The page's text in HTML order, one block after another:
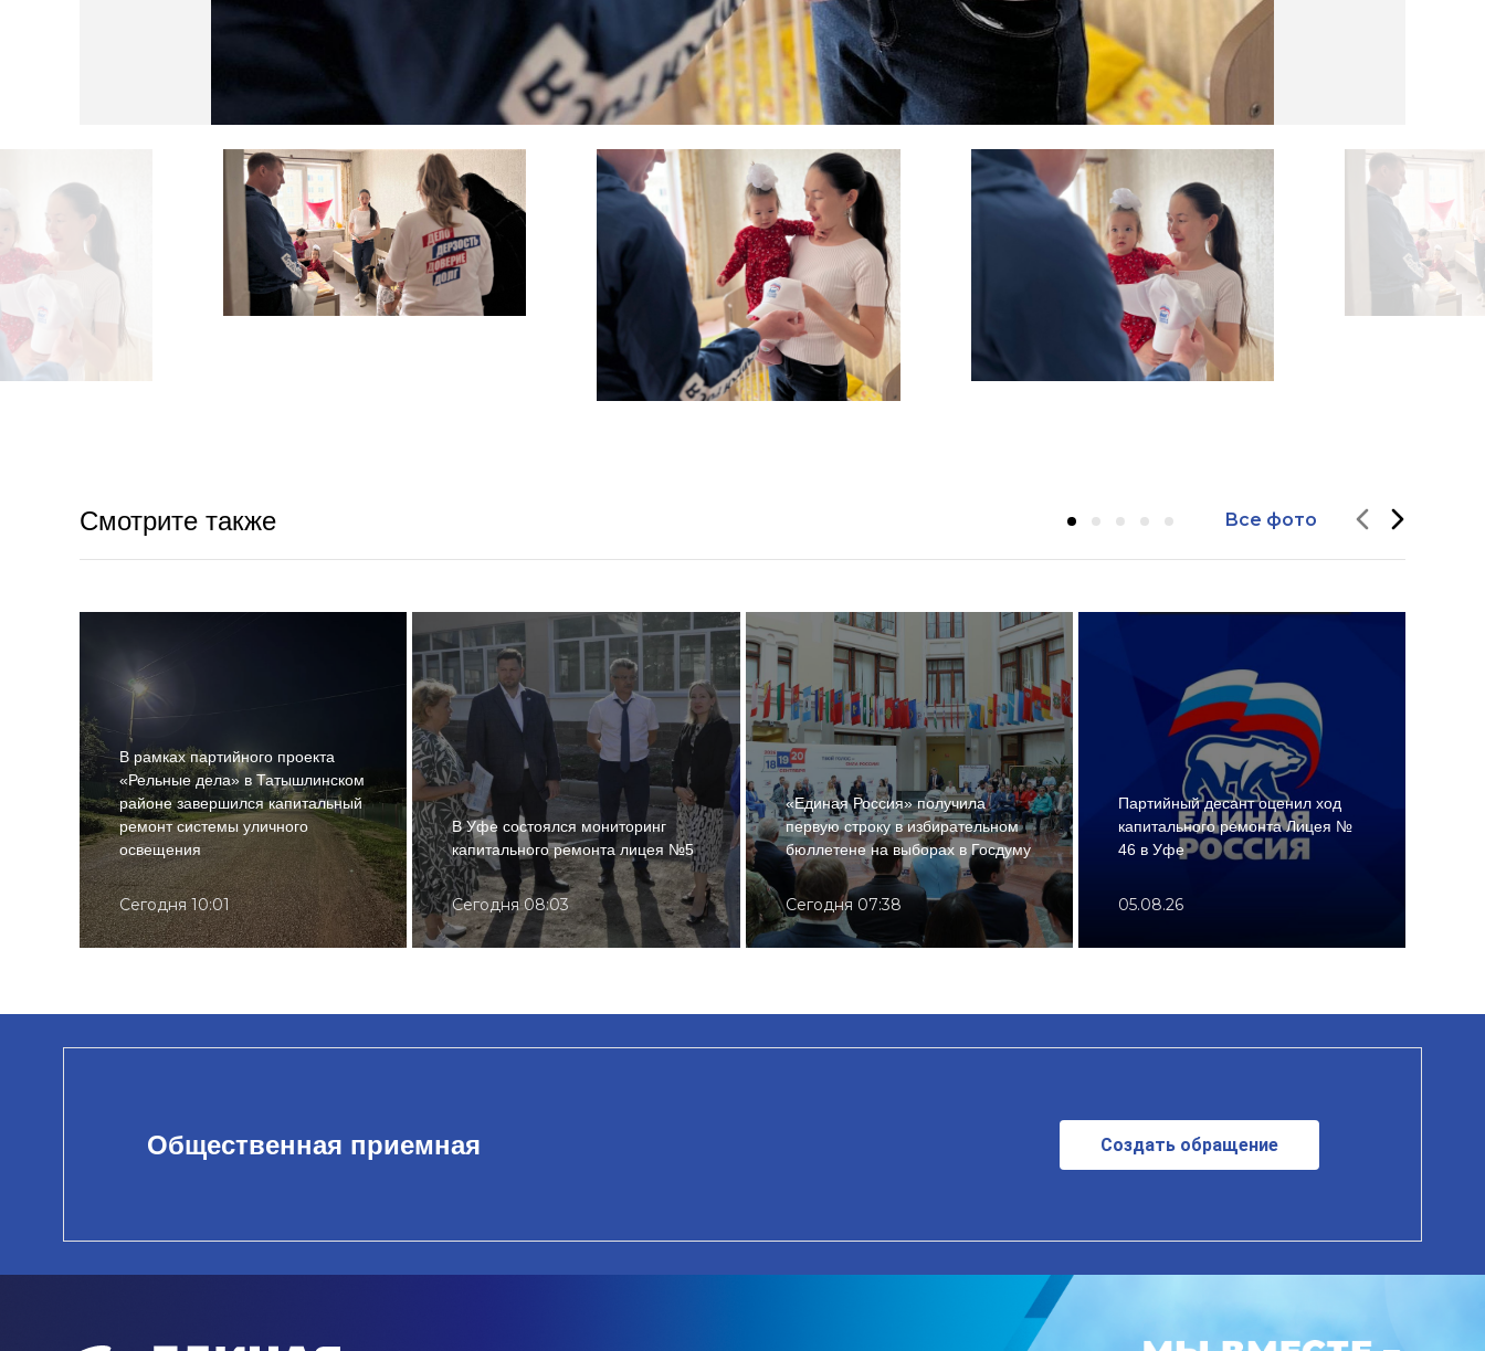
Смотрите также Все фото
В рамках партийного проекта
«Рельные дела» в Татышлинском
районе завершился капитальный
ремонт системы уличного
освещения
Сегодня 10:01
В Уфе состоялся мониторинг
капитального ремонта лицея №5
Сегодня 08:03
«Единая Россия» получила
первую строку в избирательном
бюллетене на выборах в Госдуму
Сегодня 07:38
Партийный десант оценил ход
капитального ремонта Лицея №
46 в Уфе
05.08.26
Общественная приемная Создать обращение